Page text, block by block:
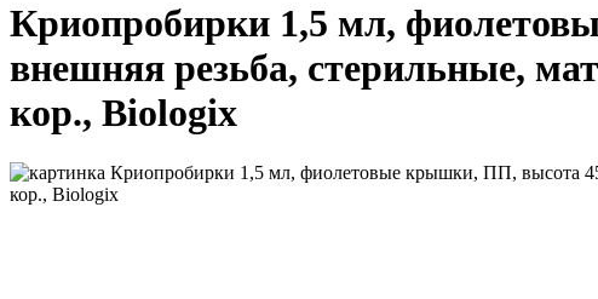
Криопробирки 1,5 мл,
внешняя резьба, стерильные,
кор., Biologix